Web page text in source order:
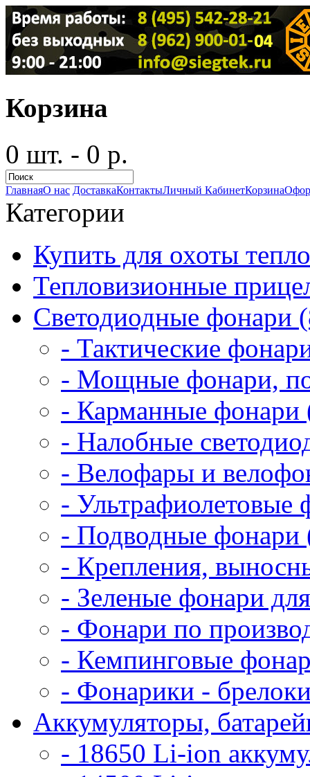
Корзина
0 шт. - 0 р.
ГлавнаяО нас ДоставкаКонтактыЛичный КабинетКорзина
Категории
Купить для охоты
Тепловизионные
Светодиодные фонари
- Тактические
- Мощные фонари,
- Карманные фонари
- Налобные
- Велофары и
- Ультрафиолетовые
- Подводные фонари
- Крепления,
- Зеленые фонари
- Фонари по
- Кемпинговые
- Фонарики -
Аккумуляторы,
- 18650 Li-ion